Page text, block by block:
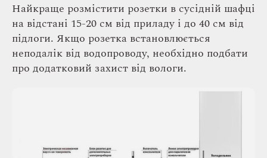
Найкраще розмістити розетки в сусідній шафці
на відстані 15-20 см від приладу і до 40 см від
підлоги. Якщо розетка встановлюється
неподалік від водопроводу, необхідно подбати
про додатковий захист від вологи.